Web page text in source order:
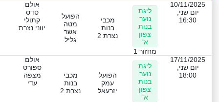
10/11/2025
יום שני,
16:30
ליגת
נוער
בנות
צפון
א'
מחזור 1
מכבי
בנות
נצרת 2
הפועל
מטה
אשר
גליל
אולם
סדס
קתולי
יווני נצרת
17/11/2025
יום שני,
18:00
ליגת
נוער
בנות
צפון
א'
הפועל
עמק
יזרעאל
מכבי
בנות
נצרת 2
אולם
ספורט
מצפה
עדי